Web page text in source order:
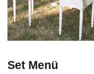
Set Menü